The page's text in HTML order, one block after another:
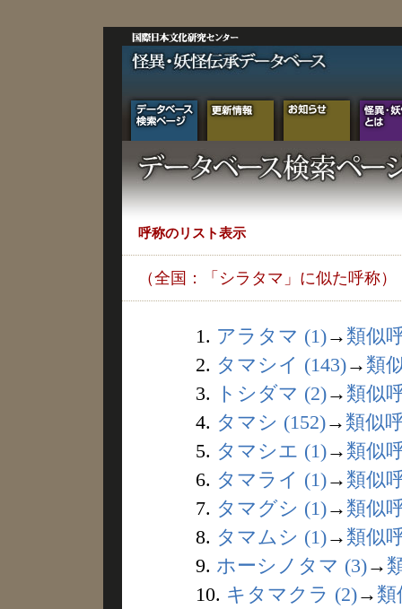
呼称のリスト表示
（全国：「シラタマ」に似た呼称）
1. アラタマ (1)→ 類似
2. タマシイ (143)→ 類
3.
トシダマ (2)→ 類似
4. タマシ (152)→ 類似
5. タマシエ (1)→ 類似
6. タマライ (1)→ 類似
7. タマグシ (1)→ 類似
8. タマムシ (1)→ 類似
9. ホーシノタマ (3)→
10. キタマクラ (2)→ 類